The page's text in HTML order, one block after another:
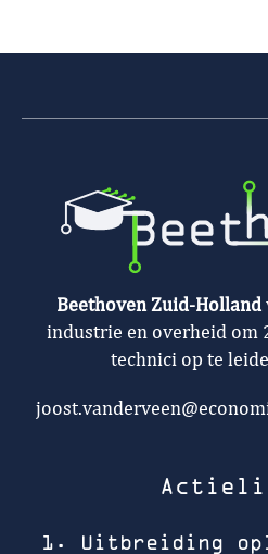
Beethoven Zuid-Holland
industrie en overheid om
technici op te
1. Uitbreiding